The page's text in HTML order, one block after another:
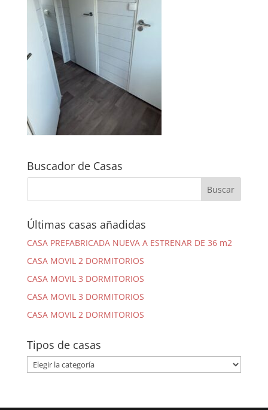
Buscador de Casas
Últimas casas añadidas
CASA PREFABRICADA NUEVA A ESTRENAR DE 36 m2
CASA MOVIL 2 DORMITORIOS
CASA MOVIL 3 DORMITORIOS
CASA MOVIL 3 DORMITORIOS
CASA MOVIL 2 DORMITORIOS
Tipos de casas
Tipos
de